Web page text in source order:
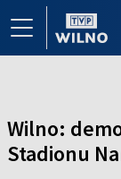
Wilno:
Stadionu